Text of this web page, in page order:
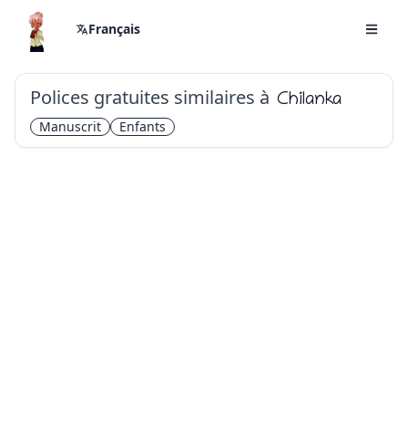
Français
Polices gratuites similaires à Chilanka
Manuscrit Enfants